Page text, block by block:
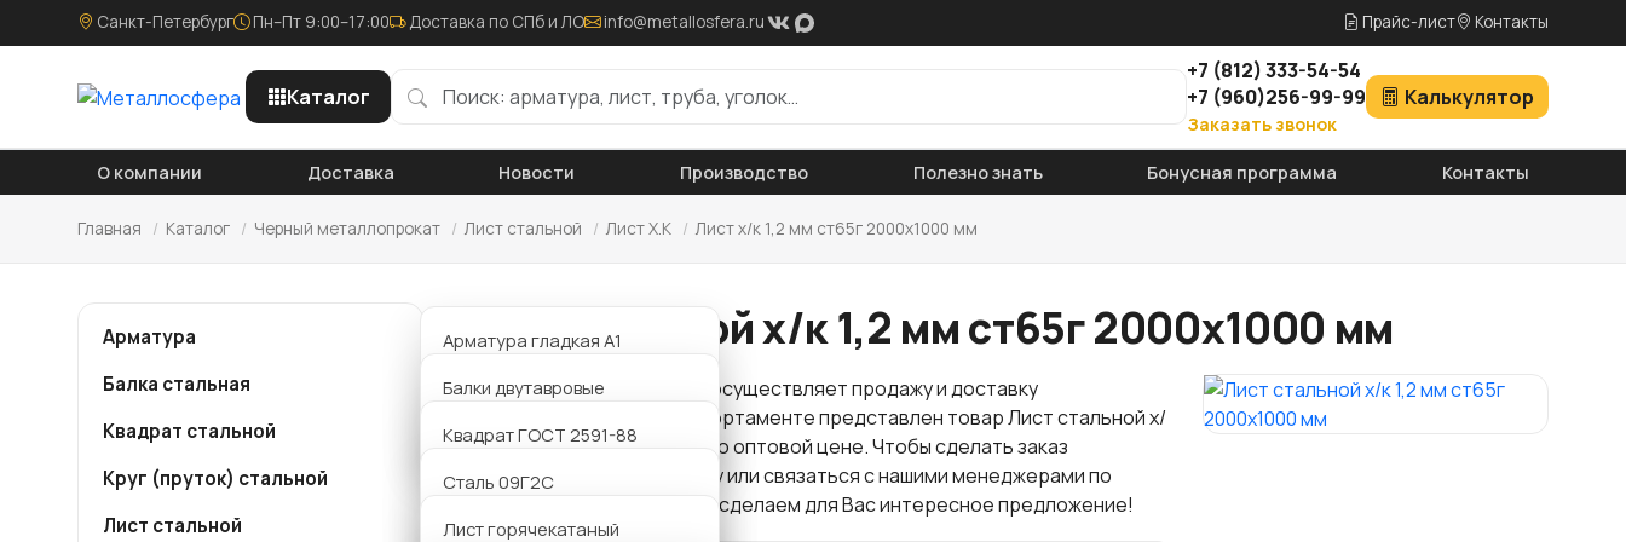
Санкт-Петербург Пн–Пт 9:00–17:00 Доставка по СПб и ЛО info@metallosfera.ru Прайс-лист Контакты
Каталог
+7 (812)333-54-54
+7 (960)256-99-99
Заказать звонок
Калькулятор
О компании Доставка Новости Производство Полезно знать Бонусная программа Контакты
Главная / Каталог / Черный металлопрокат / Лист стальной / Лист Х.К / Лист х/к 1,2 мм ст65г 2000х1000 мм
Арматура
Арматура гладкая А1
Арматура рифленая А3
Арматура АТ800
Балка стальная
Балки двутавровые
Балки Б двутавровые
Балки К двутавровые
Балки Ш двутавровые
Квадрат стальной Квадрат ГОСТ 2591-88
Круг (пруток) стальной
Сталь 09Г2С
Сталь 20
Лист стальной
Лист горячекатаный
Лист стальной х/к 1,2 мм ст65г 2000х1000 мм
Компания "Металлосфера" осуществляет продажу и доставку
. В нашем сортаменте представлен товар Лист стальной х/
к 1,2 мм ст65г 2000х1000 мм по оптовой цене. Чтобы сделать заказ
достаточно оставить заявку или связаться с нашими менеджерами по
телефону. Звоните нам и мы сделаем для Вас интересное предложение!